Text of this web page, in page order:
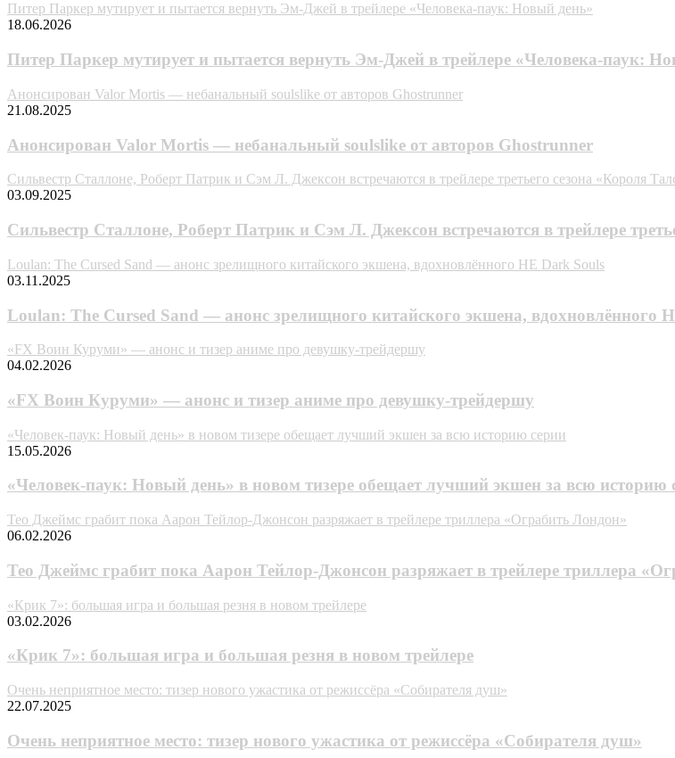
Питер Паркер мутирует и пытается вернуть Эм-Джей в трейлере «Человека-паук: Новый день»
18.06.2026
Питер Паркер мутирует и пытается вернуть Эм-Джей в трейлере «Человека-паук:
Анонсирован Valor Mortis — небанальный soulslike от авторов Ghostrunner
21.08.2025
Анонсирован Valor Mortis — небанальный soulslike от авторов Ghostrunner
Сильвестр Сталлоне, Роберт Патрик и Сэм Л. Джексон встречаются в трейлере третьего сезона «Короля
03.09.2025
Сильвестр Сталлоне, Роберт Патрик и Сэм Л. Джексон встречаются в трейлере
Loulan: The Cursed Sand — анонс зрелищного китайского экшена, вдохновлённого НЕ Dark Souls
03.11.2025
Loulan: The Cursed Sand — анонс зрелищного китайского экшена, вдохновлённого
«FX Воин Куруми» — анонс и тизер аниме про девушку-трейдершу
04.02.2026
«FX Воин Куруми» — анонс и тизер аниме про девушку-трейдершу
«Человек-паук: Новый день» в новом тизере обещает лучший экшен за всю историю серии
15.05.2026
«Человек-паук: Новый день» в новом тизере обещает лучший экшен за всю историю
Тео Джеймс грабит пока Аарон Тейлор-Джонсон разряжает в трейлере триллера «Ограбить Лондон»
06.02.2026
Тео Джеймс грабит пока Аарон Тейлор-Джонсон разряжает в трейлере триллера
«Крик 7»: большая игра и большая резня в новом трейлере
03.02.2026
«Крик 7»: большая игра и большая резня в новом трейлере
Очень неприятное место: тизер нового ужастика от режиссёра «Собирателя душ»
22.07.2025
Очень неприятное место: тизер нового ужастика от режиссёра «Собирателя душ»